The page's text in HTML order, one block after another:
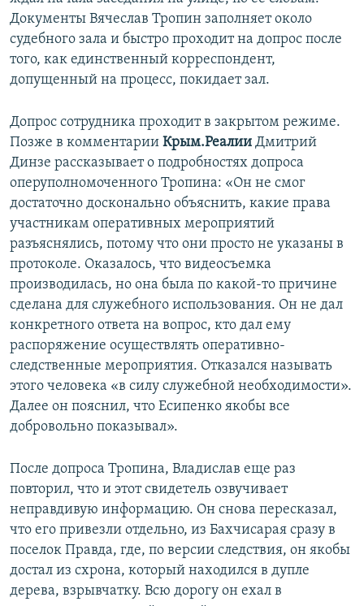
Документы Вячеслав Тропин заполняет около
судебного зала и быстро проходит на допрос после
того, как единственный корреспондент,
допущенный на процесс, покидает зал.
Допрос сотрудника проходит в закрытом режиме.
Позже в комментарии Крым.Реалии Дмитрий
Динзе рассказывает о подробностях допроса
оперуполномоченного Тропина: «Он не смог
достаточно досконально объяснить, какие права
участникам оперативных мероприятий
разъяснялись, потому что они просто не указаны в
протоколе. Оказалось, что видеосъемка
производилась, но она была по какой-то причине
сделана для служебного использования. Он не дал
конкретного ответа на вопрос, кто дал ему
распоряжение осуществлять оперативно-
следственные мероприятия. Отказался называть
этого человека «в силу служебной необходимости».
Далее он пояснил, что Есипенко якобы все
добровольно показывал».
После допроса Тропина, Владислав еще раз
повторил, что и этот свидетель озвучивает
неправдивую информацию. Он снова пересказал,
что его привезли отдельно, из Бахчисарая сразу в
поселок Правда, где, по версии следствия, он якобы
достал из схрона, который находился в дупле
дерева, взрывчатку. Всю дорогу он ехал в